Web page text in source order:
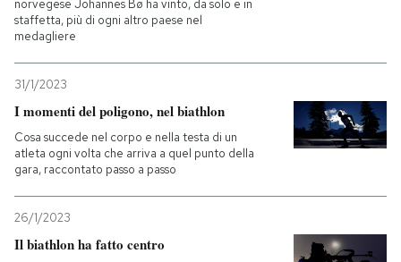
norvegese Johannes Bø ha vinto, da solo e in
staffetta, più di ogni altro paese nel
medagliere
31/1/2023
I momenti del poligono, nel biathlon
Cosa succede nel corpo e nella testa di un
atleta ogni volta che arriva a quel punto della
gara, raccontato passo a passo
26/1/2023
Il biathlon ha fatto centro